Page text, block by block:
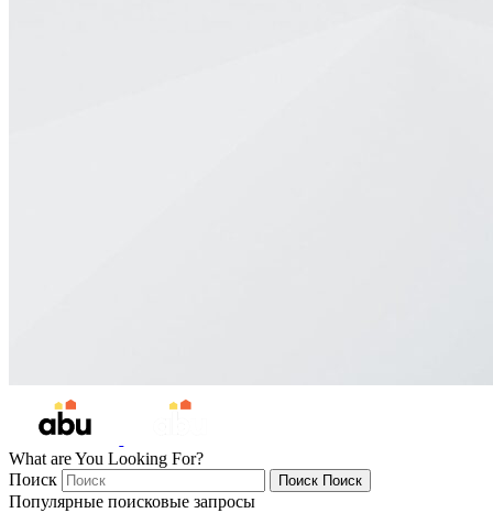
What are You Looking For?
Поиск
Поиск Поиск
Популярные поисковые запросы